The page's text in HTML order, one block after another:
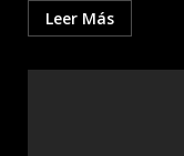
Leer Más